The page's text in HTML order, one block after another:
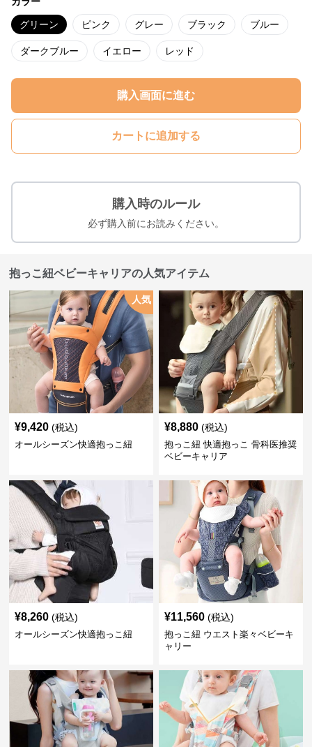
グリーン ピンク グレー ブラック ブルー
ダークブルー イエロー レッド
購入画面に進む
カートに追加する
購入時のルール
必ず購入前にお読みください。
抱っこ紐ベビーキャリアの人気アイテム
人気
¥9,420 (税込)
オールシーズン快適抱っこ紐
¥8,880 (税込)
抱っこ紐 快適抱っこ 骨科医推奨
ベビーキャリア
¥8,260 (税込)
オールシーズン快適抱っこ紐
¥11,560 (税込)
抱っこ紐 ウエスト楽々ベビーキ
ャリー